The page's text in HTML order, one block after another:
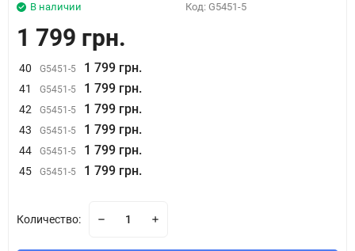
В наличии Код: G5451-5
1 799 грн.
40 G5451-5 1 799 грн.
41 G5451-5 1 799 грн.
42 G5451-5 1 799 грн.
43 G5451-5 1 799 грн.
44 G5451-5 1 799 грн.
45 G5451-5 1 799 грн.
Количество: